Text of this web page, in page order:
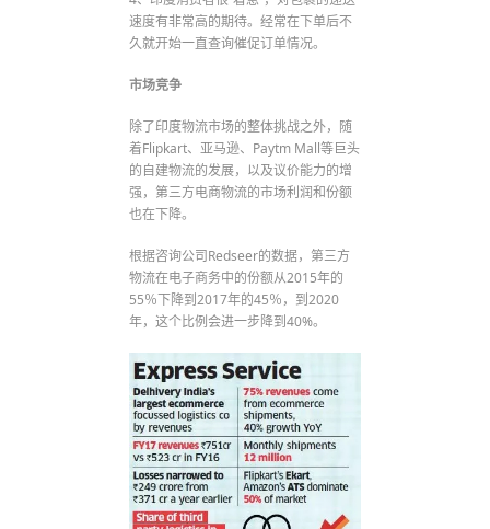
速度有非常高的期待。经常在下单后不
久就开始一直查询催促订单情况。
市场竞争
除了印度物流市场的整体挑战之外，随
着Flipkart、亚马逊、Paytm Mall等巨头
的自建物流的发展，以及议价能力的增
强，第三方电商物流的市场利润和份额
也在下降。
根据咨询公司Redseer的数据，第三方
物流在电子商务中的份额从2015年的
55％下降到2017年的45％，到2020
年，这个比例会进一步降到40%。